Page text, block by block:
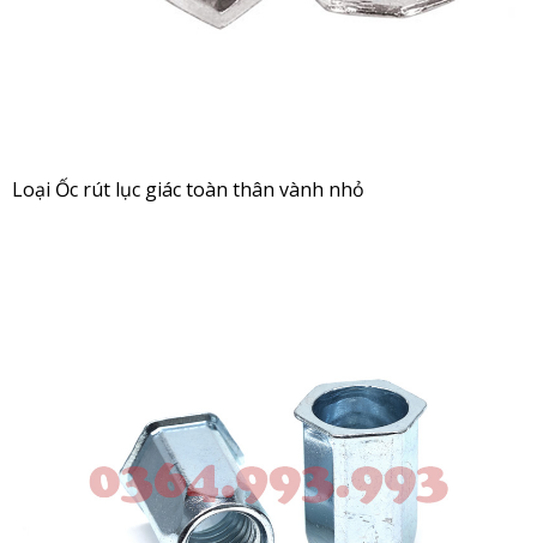
Loại Ốc rút lục giác toàn thân vành nhỏ